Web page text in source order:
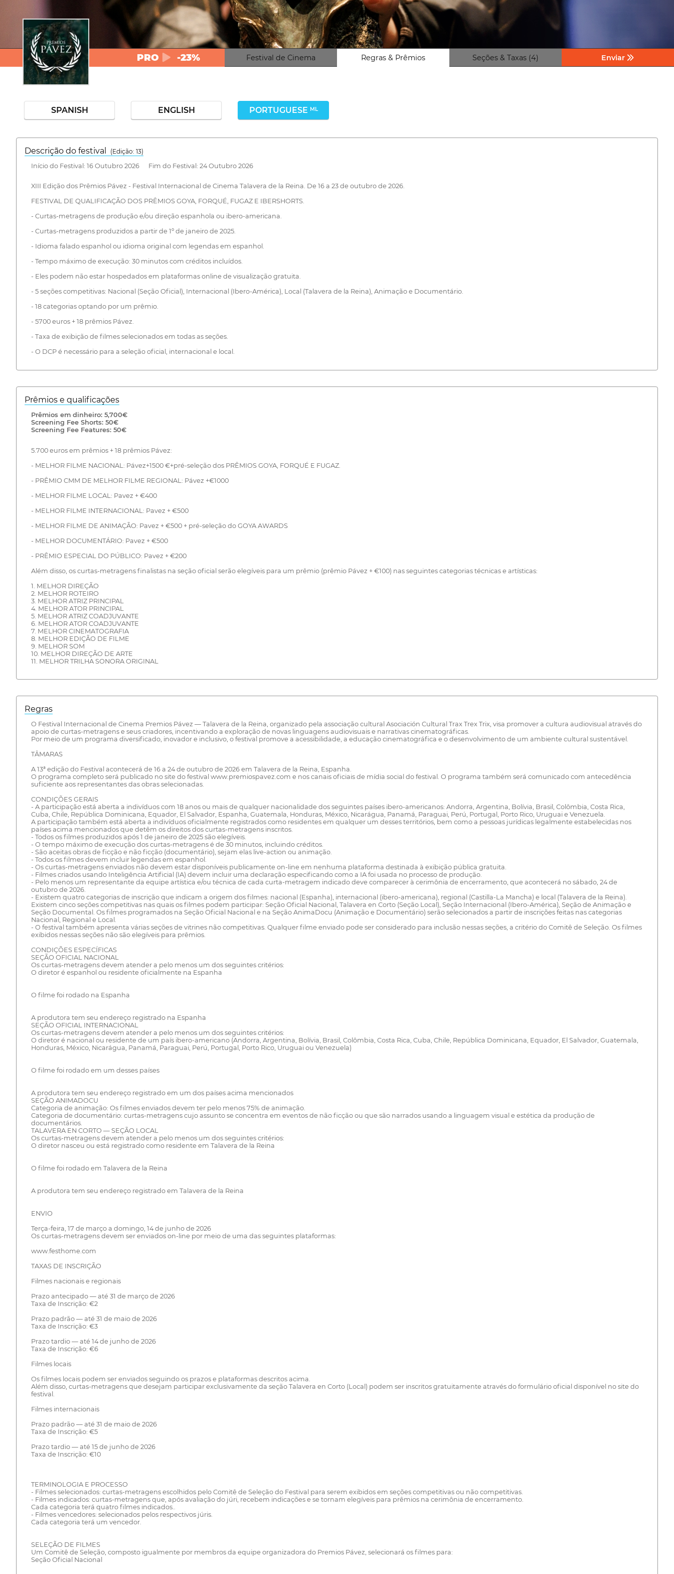
PRO -23% Festival de Cinema Regras & Prêmios Seções & Taxas (4) Enviar
SPANISH ENGLISH PORTUGUESE ML
Descrição do festival
(Edição: 13)
Início do Festival: 16 Outubro 2026 Fim do Festival: 24 Outubro 2026
XIII Edição dos Prêmios Pávez - Festival Internacional de Cinema Talavera de la Reina. De 16 a 23 de outubro de 2026.
FESTIVAL DE QUALIFICAÇÃO DOS PRÊMIOS GOYA, FORQUÉ, FUGAZ E IBERSHORTS.
- Curtas-metragens de produção e/ou direção espanhola ou ibero-americana.
- Curtas-metragens produzidos a partir de 1º de janeiro de 2025.
- Idioma falado espanhol ou idioma original com legendas em espanhol.
- Tempo máximo de execução: 30 minutos com créditos incluídos.
- Eles podem não estar hospedados em plataformas online de visualização gratuita.
- 5 seções competitivas: Nacional (Seção Oficial), Internacional (Ibero-América), Local (Talavera de la Reina), Animação e Documentário.
- 18 categorias optando por um prêmio.
- 5700 euros + 18 prêmios Pávez.
- Taxa de exibição de filmes selecionados em todas as seções.
- O DCP é necessário para a seleção oficial, internacional e local.
Prêmios e qualificações
Prêmios em dinheiro: 5,700€
Screening Fee Shorts: 50€
Screening Fee Features: 50€
5.700 euros em prêmios + 18 prêmios Pávez:
- MELHOR FILME NACIONAL: Pávez+1500 €+pré-seleção dos PRÊMIOS GOYA, FORQUÉ E FUGAZ.
- PRÊMIO CMM DE MELHOR FILME REGIONAL: Pávez +€1000
- MELHOR FILME LOCAL: Pavez + €400
- MELHOR FILME INTERNACIONAL: Pavez + €500
- MELHOR FILME DE ANIMAÇÃO: Pavez + €500 + pré-seleção do GOYA AWARDS
- MELHOR DOCUMENTÁRIO: Pavez + €500
- PRÊMIO ESPECIAL DO PÚBLICO: Pavez + €200
Além disso, os curtas-metragens finalistas na seção oficial serão elegíveis para um prêmio (prêmio Pávez + €100) nas seguintes categorias técnicas e artísticas:
1. MELHOR DIREÇÃO
2. MELHOR ROTEIRO
3. MELHOR ATRIZ PRINCIPAL
4. MELHOR ATOR PRINCIPAL
5. MELHOR ATRIZ COADJUVANTE
6. MELHOR ATOR COADJUVANTE
7. MELHOR CINEMATOGRAFIA
8. MELHOR EDIÇÃO DE FILME
9. MELHOR SOM
10. MELHOR DIREÇÃO DE ARTE
11. MELHOR TRILHA SONORA ORIGINAL
Regras
O Festival Internacional de Cinema Premios Pávez — Talavera de la Reina, organizado pela associação cultural Asociación Cultural Trax Trex Trix, visa promover a cultura audiovisual através do
apoio de curtas-metragens e seus criadores, incentivando a exploração de novas linguagens audiovisuais e narrativas cinematográficas.
Por meio de um programa diversificado, inovador e inclusivo, o festival promove a acessibilidade, a educação cinematográfica e o desenvolvimento de um ambiente cultural sustentável.
TÂMARAS
A 13ª edição do Festival acontecerá de 16 a 24 de outubro de 2026 em Talavera de la Reina, Espanha.
O programa completo será publicado no site do festival www.premiospavez.com e nos canais oficiais de mídia social do festival. O programa também será comunicado com antecedência
suficiente aos representantes das obras selecionadas.
CONDIÇÕES GERAIS
- A participação está aberta a indivíduos com 18 anos ou mais de qualquer nacionalidade dos seguintes países ibero-americanos: Andorra, Argentina, Bolívia, Brasil, Colômbia, Costa Rica,
Cuba, Chile, República Dominicana, Equador, El Salvador, Espanha, Guatemala, Honduras, México, Nicarágua, Panamá, Paraguai, Perú, Portugal, Porto Rico, Uruguai e Venezuela.
A participação também está aberta a indivíduos oficialmente registrados como residentes em qualquer um desses territórios, bem como a pessoas jurídicas legalmente estabelecidas nos
países acima mencionados que detêm os direitos dos curtas-metragens inscritos.
- Todos os filmes produzidos após 1 de janeiro de 2025 são elegíveis.
- O tempo máximo de execução dos curtas-metragens é de 30 minutos, incluindo créditos.
- São aceitas obras de ficção e não ficção (documentário), sejam elas live-action ou animação.
- Todos os filmes devem incluir legendas em espanhol.
- Os curtas-metragens enviados não devem estar disponíveis publicamente on-line em nenhuma plataforma destinada à exibição pública gratuita.
- Filmes criados usando Inteligência Artificial (IA) devem incluir uma declaração especificando como a IA foi usada no processo de produção.
- Pelo menos um representante da equipe artística e/ou técnica de cada curta-metragem indicado deve comparecer à cerimônia de encerramento, que acontecerá no sábado, 24 de
outubro de 2026.
- Existem quatro categorias de inscrição que indicam a origem dos filmes: nacional (Espanha), internacional (ibero-americana), regional (Castilla-La Mancha) e local (Talavera de la Reina).
Existem cinco seções competitivas nas quais os filmes podem participar: Seção Oficial Nacional, Talavera en Corto (Seção Local), Seção Internacional (Ibero-América), Seção de Animação e
Seção Documental. Os filmes programados na Seção Oficial Nacional e na Seção AnimaDocu (Animação e Documentário) serão selecionados a partir de inscrições feitas nas categorias
Nacional, Regional e Local.
- O festival também apresenta várias seções de vitrines não competitivas. Qualquer filme enviado pode ser considerado para inclusão nessas seções, a critério do Comitê de Seleção. Os filmes
exibidos nessas seções não são elegíveis para prêmios.
CONDIÇÕES ESPECÍFICAS
SEÇÃO OFICIAL NACIONAL
Os curtas-metragens devem atender a pelo menos um dos seguintes critérios:
O diretor é espanhol ou residente oficialmente na Espanha
O filme foi rodado na Espanha
A produtora tem seu endereço registrado na Espanha
SEÇÃO OFICIAL INTERNACIONAL
Os curtas-metragens devem atender a pelo menos um dos seguintes critérios:
O diretor é nacional ou residente de um país ibero-americano (Andorra, Argentina, Bolívia, Brasil, Colômbia, Costa Rica, Cuba, Chile, República Dominicana, Equador, El Salvador, Guatemala,
Honduras, México, Nicarágua, Panamá, Paraguai, Perú, Portugal, Porto Rico, Uruguai ou Venezuela)
O filme foi rodado em um desses países
A produtora tem seu endereço registrado em um dos países acima mencionados
SEÇÃO ANIMADOCU
Categoria de animação: Os filmes enviados devem ter pelo menos 75% de animação.
Categoria de documentário: curtas-metragens cujo assunto se concentra em eventos de não ficção ou que são narrados usando a linguagem visual e estética da produção de
documentários.
TALAVERA EN CORTO — SEÇÃO LOCAL
Os curtas-metragens devem atender a pelo menos um dos seguintes critérios:
O diretor nasceu ou está registrado como residente em Talavera de la Reina
O filme foi rodado em Talavera de la Reina
A produtora tem seu endereço registrado em Talavera de la Reina
ENVIO
Terça-feira, 17 de março a domingo, 14 de junho de 2026
Os curtas-metragens devem ser enviados on-line por meio de uma das seguintes plataformas:
www.festhome.com
TAXAS DE INSCRIÇÃO
Filmes nacionais e regionais
Prazo antecipado — até 31 de março de 2026
Taxa de Inscrição: €2
Prazo padrão — até 31 de maio de 2026
Taxa de Inscrição: €3
Prazo tardio — até 14 de junho de 2026
Taxa de Inscrição: €6
Filmes locais
Os filmes locais podem ser enviados seguindo os prazos e plataformas descritos acima.
Além disso, curtas-metragens que desejam participar exclusivamente da seção Talavera en Corto (Local) podem ser inscritos gratuitamente através do formulário oficial disponível no site do
festival.
Filmes internacionais
Prazo padrão — até 31 de maio de 2026
Taxa de Inscrição: €5
Prazo tardio — até 15 de junho de 2026
Taxa de Inscrição: €10
TERMINOLOGIA E PROCESSO
- Filmes selecionados: curtas-metragens escolhidos pelo Comitê de Seleção do Festival para serem exibidos em seções competitivas ou não competitivas.
- Filmes indicados: curtas-metragens que, após avaliação do júri, recebem indicações e se tornam elegíveis para prêmios na cerimônia de encerramento.
Cada categoria terá quatro filmes indicados..
- Filmes vencedores: selecionados pelos respectivos júris.
Cada categoria terá um vencedor.
SELEÇÃO DE FILMES
Um Comitê de Seleção, composto igualmente por membros da equipe organizadora do Premios Pávez, selecionará os filmes para:
Seção Oficial Nacional